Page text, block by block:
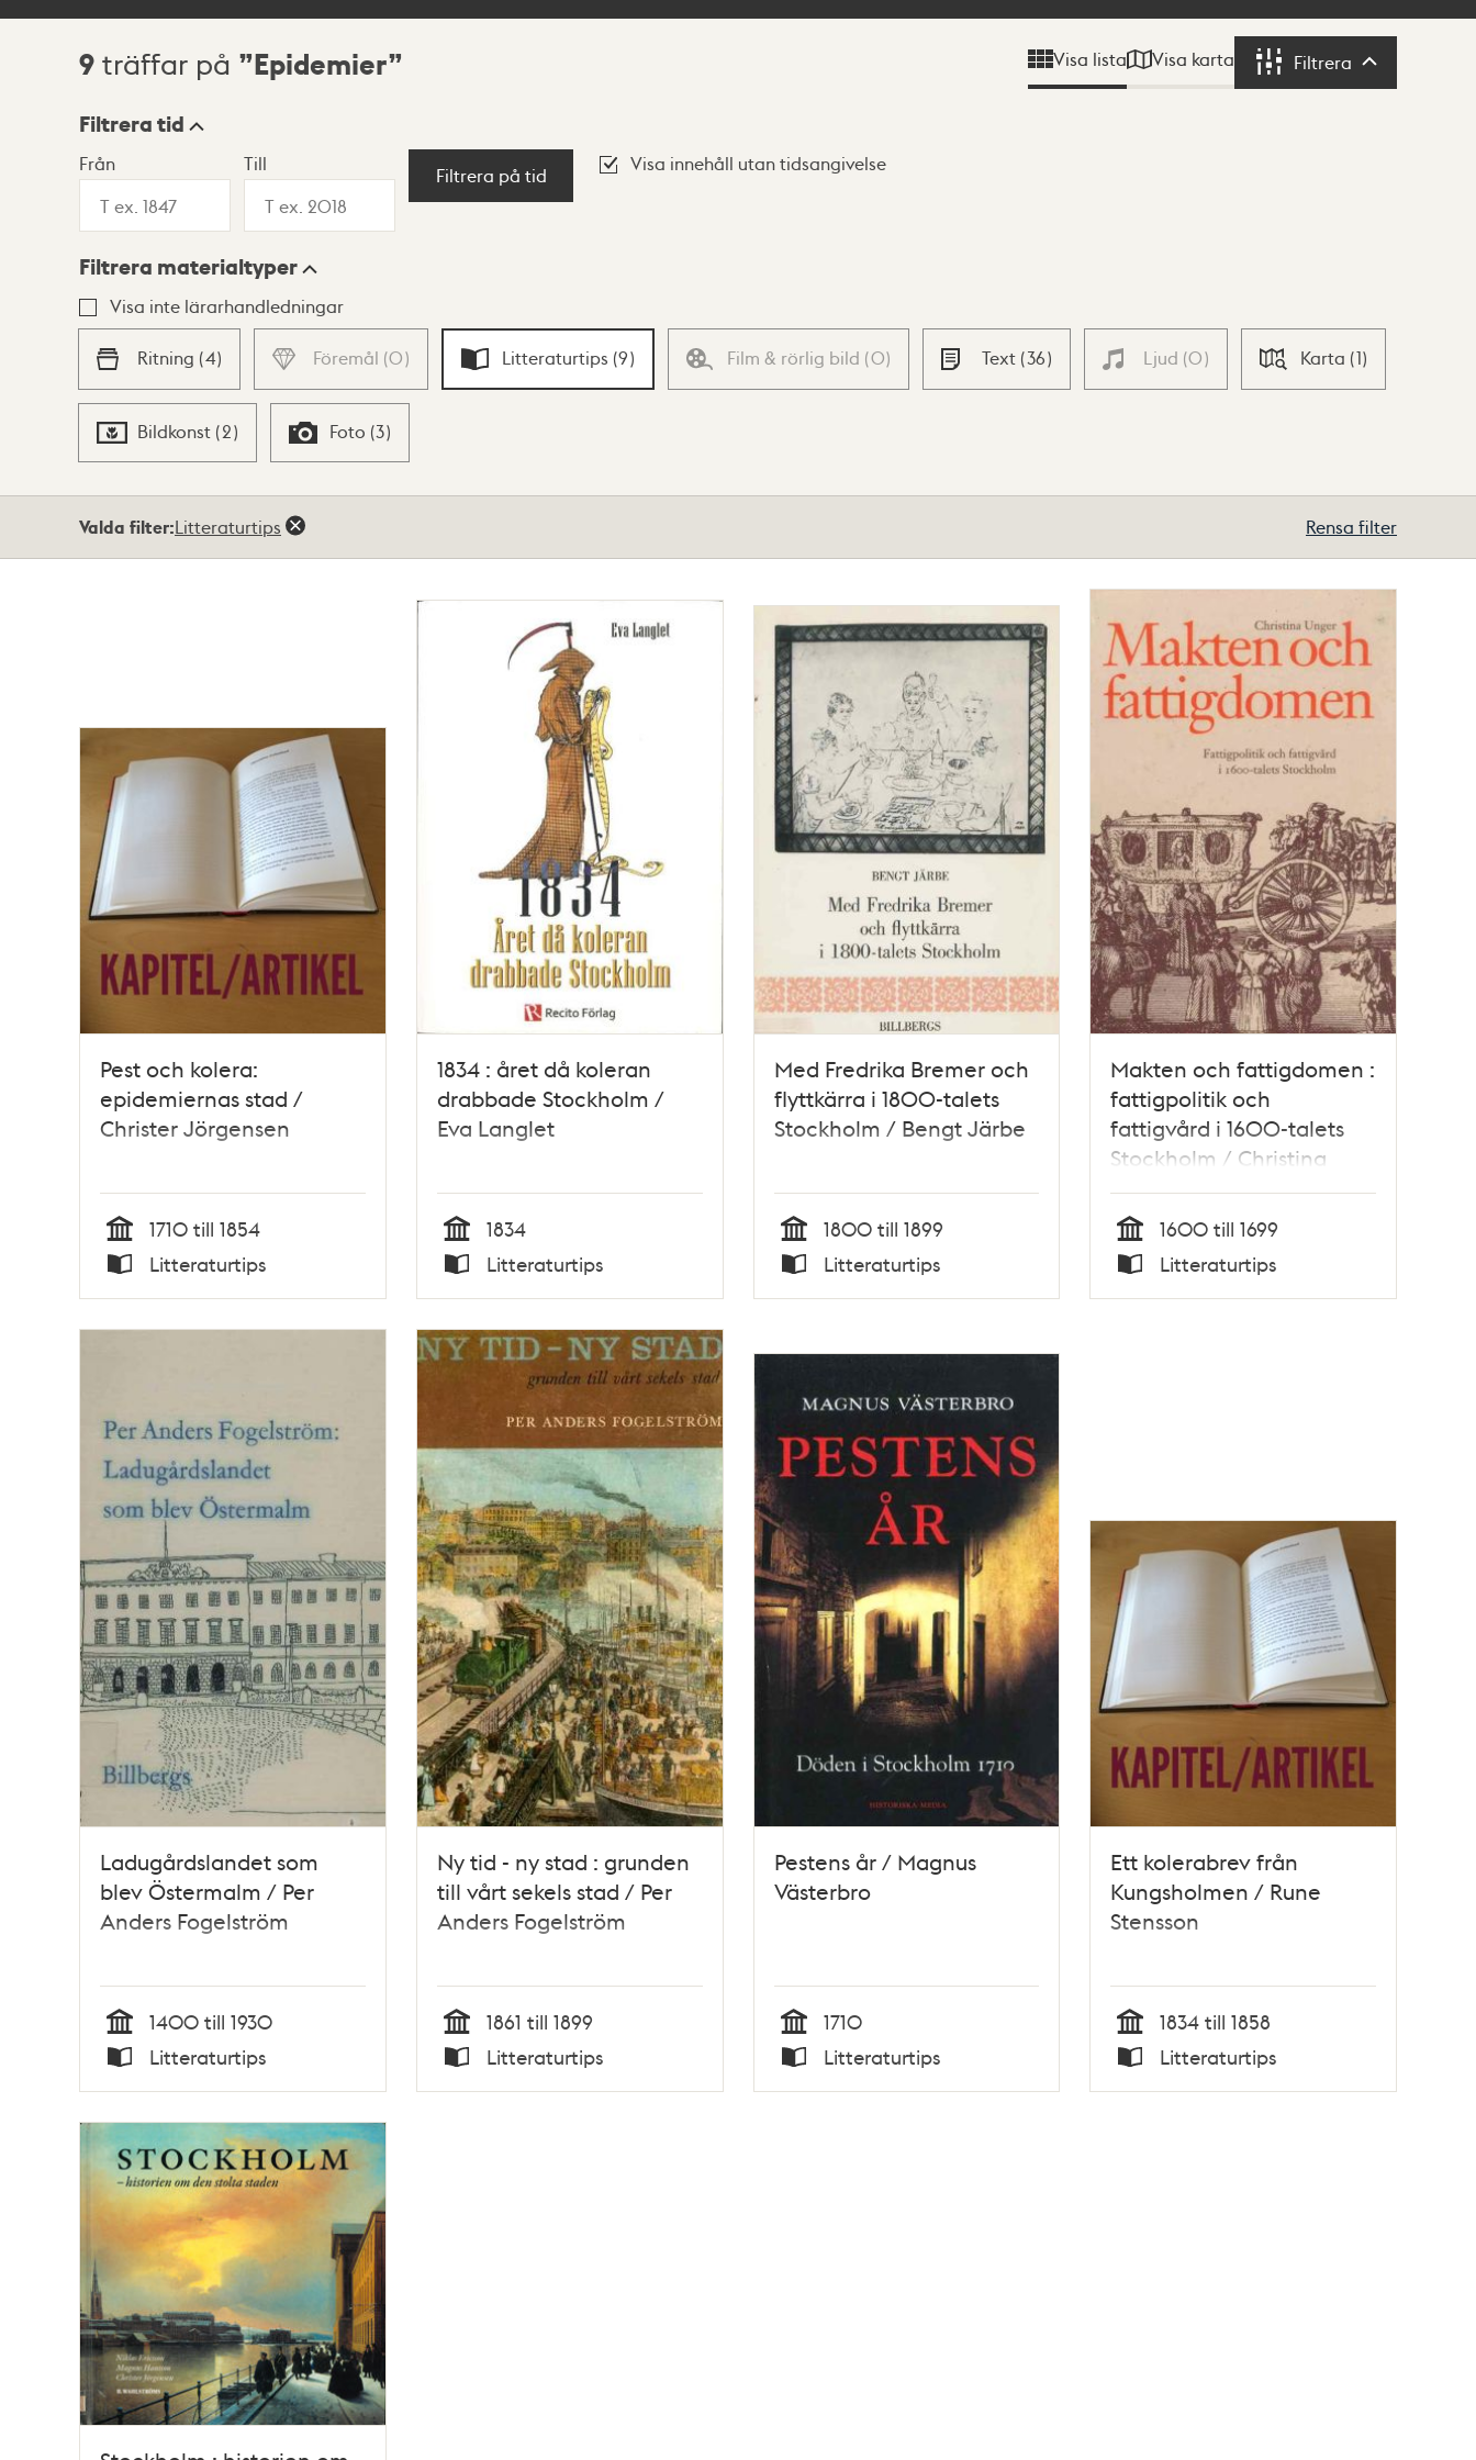
Sökresultat
9 träffar på Epidemier Visa lista Visa karta Filtrera Filtrera
Visningsläge
Lista Karta
Filtrera tid
Från Till
Filtrera på tid
Visa innehåll utan tidsangivelse
Filtrera materialtyper
Visa inte lärarhandledningar
Ritning (4) Föremål (0) Litteraturtips (9) Film & rörlig bild (0) Text (36) Ljud (0) Karta (1)
Bildkonst (2) Foto (3)
Valda filter:Litteraturtips Rensa filter
Pest och kolera:
epidemiernas stad /
Christer Jörgensen
Tid
1710 till 1854
Typ
Litteraturtips
1834 : året då koleran
drabbade Stockholm /
Eva Langlet
Tid
1834
Typ
Litteraturtips
Med Fredrika Bremer och
flyttkärra i 1800-talets
Stockholm / Bengt Järbe
Tid
1800 till 1899
Typ
Litteraturtips
Makten och fattigdomen :
fattigpolitik och
fattigvård i 1600-talets
Stockholm / Christina
Unger
Tid
1600 till 1699
Typ
Litteraturtips
Ladugårdslandet som
blev Östermalm / Per
Anders Fogelström
Tid
1400 till 1930
Typ
Litteraturtips
Ny tid - ny stad : grunden
till vårt sekels stad / Per
Anders Fogelström
Tid
1861 till 1899
Typ
Litteraturtips
Pestens år / Magnus
Västerbro
Tid
1710
Typ
Litteraturtips
Ett kolerabrev från
Kungsholmen / Rune
Stensson
Tid
1834 till 1858
Typ
Litteraturtips